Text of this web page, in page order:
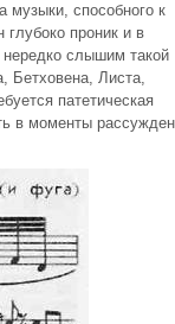
музыки, способного к
глубоко проник и в
слышим такой
Бетховена, Листа,
патетическая
в моменты